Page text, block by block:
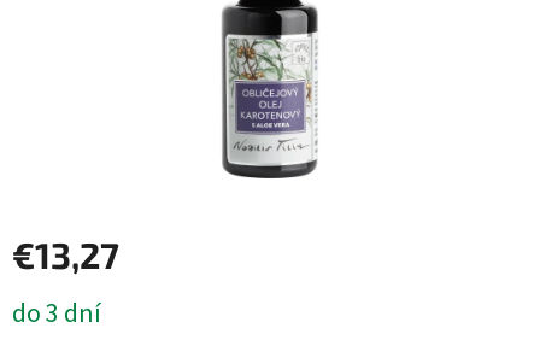
€13,27
cena:
do 3 dní